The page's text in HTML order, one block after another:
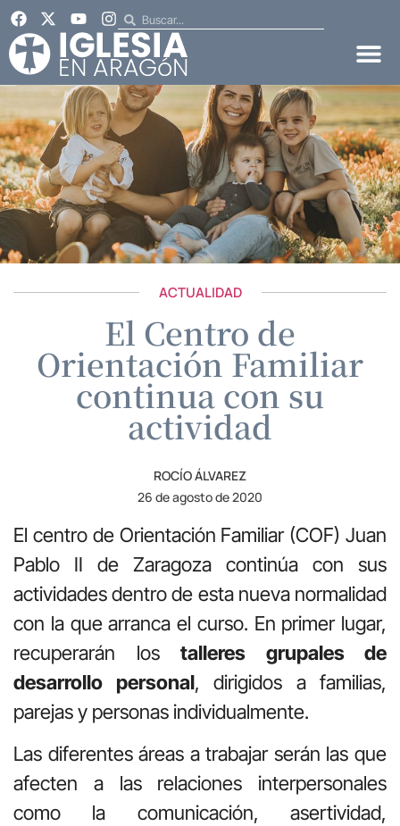
ACTUALIDAD
El Centro de
Orientación Familiar
continua con su
actividad
ROCÍO ÁLVAREZ
26 de agosto de 2020
El centro de Orientación Familiar (COF) Juan
Pablo II de Zaragoza continúa con sus
actividades dentro de esta nueva normalidad
con la que arranca el curso. En primer lugar,
recuperarán los talleres grupales de
desarrollo personal, dirigidos a familias,
parejas y personas individualmente.
Las diferentes áreas a trabajar serán las que
afecten a las relaciones interpersonales
como la comunicación, asertividad,